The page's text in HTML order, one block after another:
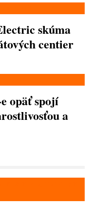
skúma
centier
opäť spojí
a